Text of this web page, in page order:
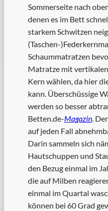
Sommerseite nach
denen es im Bett
starkem Schwitzen
(Taschen-
Schaummatratzen
Matratze mit
Kern wählen, da hier
kann. Überschüssige
werden so besser
Betten.de-Magazin.
auf jeden Fall
Darin sammeln sich
Hautschuppen und
den Bezug einmal im
die auf Milben
einmal im Quartal
können bei 60 Grad